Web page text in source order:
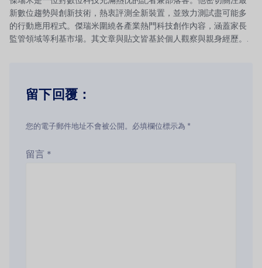
新數位趨勢與創新技術，熱衷評測全新裝置，並致力測試盡可能多
的行動應用程式。傑瑞米圍繞各產業熱門科技創作內容，涵蓋家長
監管領域等利基市場。其文章與貼文皆基於個人觀察與親身經歷。.
留下回覆：
您的電子郵件地址不會被公開。必填欄位標示為 *
留言 *